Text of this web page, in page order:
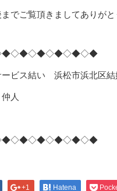
でご覧頂きましてありがと
ービス結い 浜松市浜北区結
人
+1 Hatena